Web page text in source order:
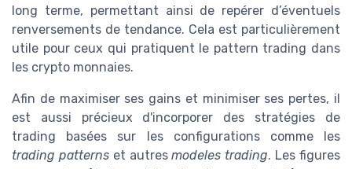
long terme, permettant ainsi de repérer d’éventuels
renversements de tendance. Cela est particulièrement
utile pour ceux qui pratiquent le pattern trading dans
les crypto monnaies.
Afin de maximiser ses gains et minimiser ses pertes, il
est aussi précieux d'incorporer des stratégies de
trading basées sur les configurations comme les
trading patternset autresmodeles trading. Les figures